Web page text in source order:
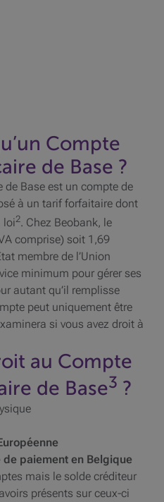
Compte
de Base ?
de Base est un compte de
à un tarif forfaitaire dont
loi2. Chez Beobank, le
comprise) soit 1,69
membre de l’Union
minimum pour gérer ses
autant qu’il remplisse
peut uniquement être
si vous avez droit à
au Compte
de Base3 ?
paiement en Belgique
mais le solde créditeur
présents sur ceux-ci